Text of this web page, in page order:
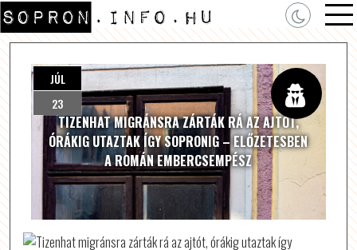
TIZENHAT MIGRÁNSRA ZÁRTÁK RÁ AZ AJTÓT,
ÓRÁKIG UTAZTAK ÍGY SOPRONIG – ELŐZETESBEN
A ROMÁN EMBERCSEMPÉSZ
JÚL
23